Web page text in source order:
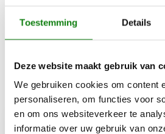
Toestemming Details
Deze website maakt gebruik van
We gebruiken cookies om content
personaliseren, om functies voor
en om ons websiteverkeer te
informatie over uw gebruik van
compatibel met deze universele